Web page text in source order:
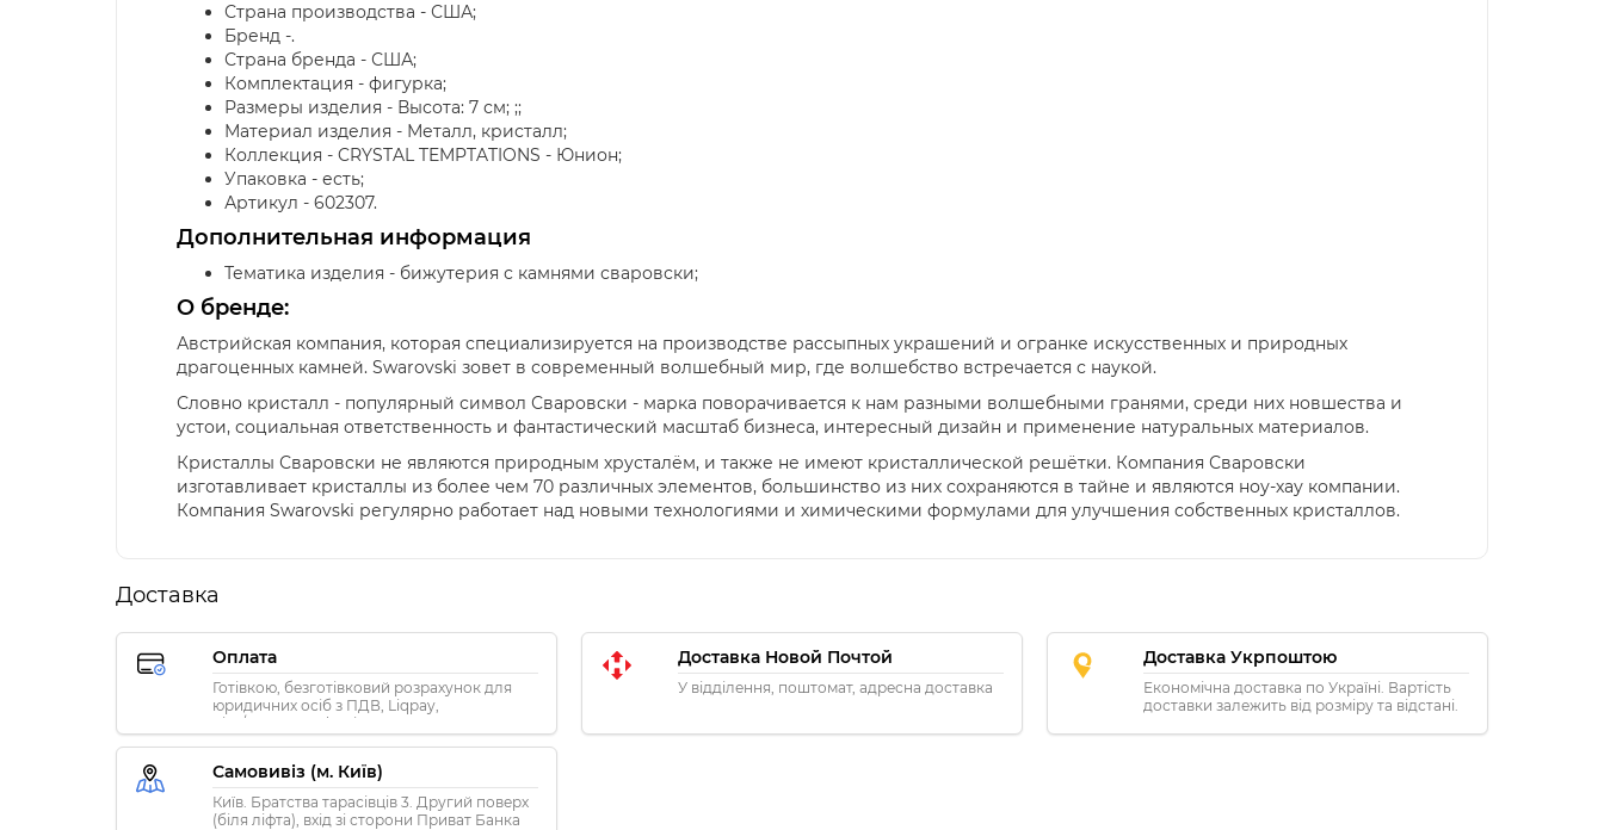
Страна производства - США;
Бренд -.
Страна бренда - США;
Комплектация - фигурка;
Размеры изделия - Высота: 7 см; ;;
Материал изделия - Металл, кристалл;
Коллекция - CRYSTAL TEMPTATIONS - Юнион;
Упаковка - есть;
Артикул - 602307.
Дополнительная информация
Тематика изделия - бижутерия с камнями сваровски;
О бренде:
Австрийская компания, которая специализируется на производстве рассыпных украшений и огранке искусственных и природных
драгоценных камней. Swarovski зовет в современный волшебный мир, где волшебство встречается с наукой.
Словно кристалл - популярный символ Сваровски - марка поворачивается к нам разными волшебными гранями, среди них новшества и
устои, социальная ответственность и фантастический масштаб бизнеса, интересный дизайн и применение натуральных материалов.
Кристаллы Сваровски не являются природным хрусталём, и также не имеют кристаллической решётки. Компания Сваровски
изготавливает кристаллы из более чем 70 различных элементов, большинство из них сохраняются в тайне и являются ноу-хау компании.
Компания Swarovski регулярно работает над новыми технологиями и химическими формулами для улучшения собственных кристаллов.
Доставка
Оплата
Готівкою, безготівковий розрахунок для
юридичних осіб з ПДВ, Liqpay,
Visa/MasterCard, Privat24
Доставка Новой Почтой
У відділення, поштомат, адресна доставка
Доставка Укрпоштою
Економічна доставка по Україні. Вартість
доставки залежить від розміру та відстані.
Самовивіз (м. Київ)
Київ. Братства тарасівців 3. Другий поверх
(біля ліфта), вхід зі сторони Приват Банка